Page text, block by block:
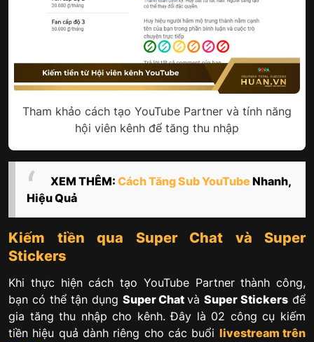
Tham khảo cách tạo YouTube Partner và tính năng
hội viên kênh để tăng thu nhập
XEM THÊM: Cách Tăng Sub YouTube Nhanh,
Hiệu Quả
Kiếm tiền qua Super Chat và Super
Stickers
Khi thực hiện cách tạo YouTube Partner thành công,
bạn có thể tận dụng Super ChatvàSuper Stickers để
gia tăng thu nhập cho kênh. Đây là 02 công cụ kiếm
tiền hiệu quả dành riêng cho các buổi livestream trên